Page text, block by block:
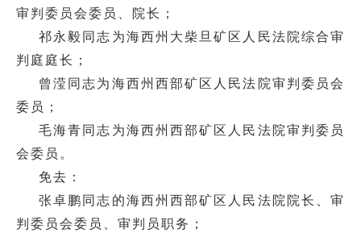
审判委员会委员、院长；
祁永毅同志为海西州大柴旦矿区人民法院综合审
判庭庭长；
曾滢同志为海西州西部矿区人民法院审判委员会
委员；
毛海青同志为海西州西部矿区人民法院审判委员
会委员。
免去：
张卓鹏同志的海西州西部矿区人民法院院长、审
判委员会委员、审判员职务；